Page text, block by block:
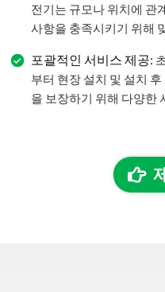
전기는 규모나 위치에 관
사항을 충족시키기 위해
포괄적인 서비스 제공:
부터 현장 설치 및 설치
을 보장하기 위해 다양한